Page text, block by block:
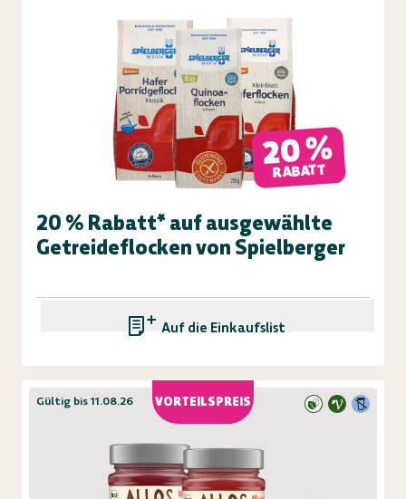
20 %
RABATT
20 % Rabatt* auf ausgewählte
Getreideflocken von Spielberger
Auf die Einkaufsliste
VORTEILSPREIS
Gültig bis 11.08.26